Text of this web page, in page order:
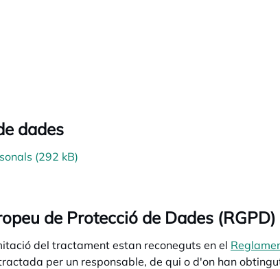
dades
(292 kB)
de Protecció de Dades (RGPD)
del tractament estan reconeguts en el
per un responsable, de qui o d'on han